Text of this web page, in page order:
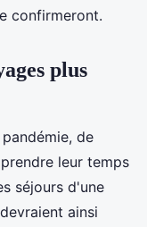
confirmeront.
plus
de
leur temps
séjours d'une
ainsi